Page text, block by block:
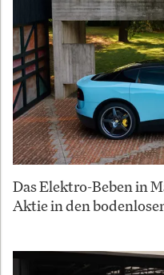
Das Elektro-Beben in
Aktie in den